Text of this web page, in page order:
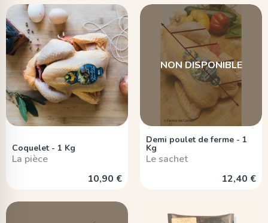
Coquelet - 1 Kg
La pièce
10,90 €
NON DISPONIBLE
Demi poulet de ferme - 1
Kg
Le sachet
12,40 €